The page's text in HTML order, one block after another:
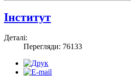
Інститут
Деталі:
Перегляди: 76133